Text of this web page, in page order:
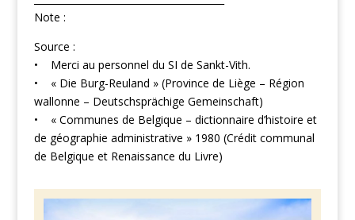
Note :
Source :
• Merci au personnel du SI de Sankt-Vith.
• « Die Burg-Reuland » (Province de Liège – Région
wallonne – Deutschsprächige Gemeinschaft)
• « Communes de Belgique – dictionnaire d’histoire et
de géographie administrative » 1980 (Crédit communal
de Belgique et Renaissance du Livre)